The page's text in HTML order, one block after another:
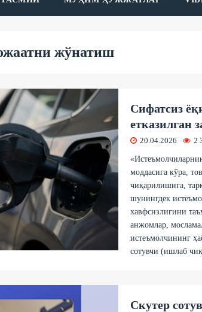
жўнатиш
Сифатсиз
етказилган
20.04.2026 2
моддасига кўра,
чиқарилишига,
шунингдек
хавфсизлигини
анжомлар,
истеъмолчининг
сотувчи (ишлаб
Скутер